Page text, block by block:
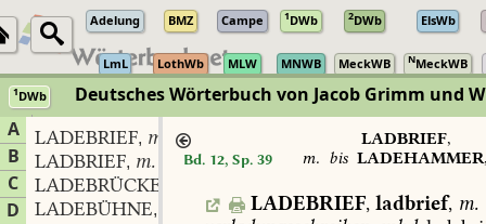
Adelung BMZ Campe 1DWb 2DWb ElsWb
LmL LothWb MLW MNWB MeckWB NMeckWB
1DWb Deutsches Wörterbuch von Jacob Grimm und
A
B
C
D
LADEBRIEF, m.
LADBRIEF, m.
LADEBRÜCKE
LADEBÜHNE,
Bd. 12, Sp. 39
LADBRIEF,
m. bis LADEHAMMER
LADEBRIEF, ladbrief, m.